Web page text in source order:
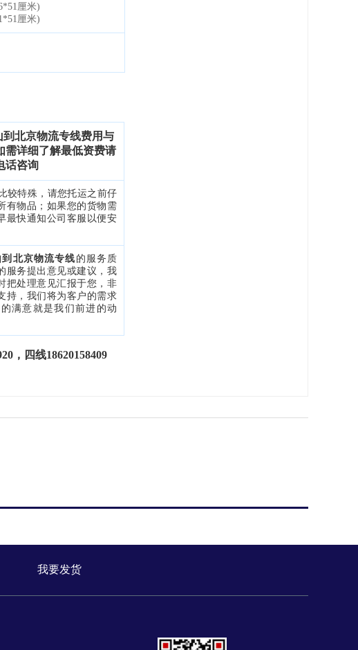
厘米)
厘米)
到北京物流专线费用与
需详细了解最低资费请
话咨询
较特殊，请您托运之前仔
有物品；如果您的货物需
最快通知公司客服以便安
到北京物流专线的服务质
服务提出意见或建议，我
把处理意见汇报于您，非
持，我们将为客户的需求
满意就是我们前进的动
，四线18620158409
我要发货